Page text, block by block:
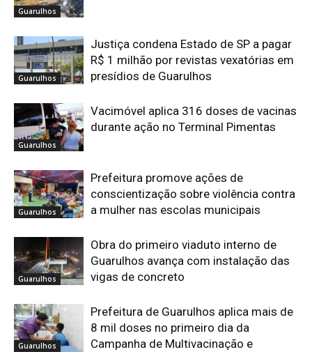
Guarulhos
Guarulhos
Justiça condena Estado de SP a pagar
R$ 1 milhão por revistas vexatórias em
presídios de Guarulhos
Guarulhos
Vacimóvel aplica 316 doses de vacinas
durante ação no Terminal Pimentas
Guarulhos
Prefeitura promove ações de
conscientização sobre violência contra
a mulher nas escolas municipais
Guarulhos
Obra do primeiro viaduto interno de
Guarulhos avança com instalação das
vigas de concreto
Guarulhos
Prefeitura de Guarulhos aplica mais de
8 mil doses no primeiro dia da
Campanha de Multivacinação e